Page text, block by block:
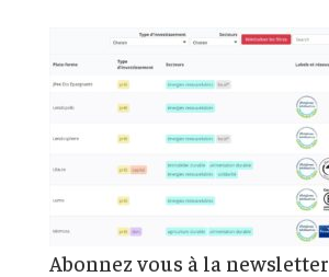
Abonnez vous à la newsletter